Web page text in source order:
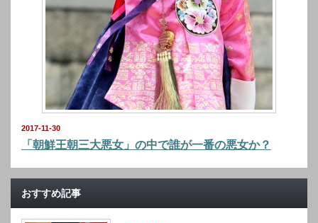
2017-11-30
「朝鮮王朝三大悪女」の中で誰が一番の悪女か？
おすすめ記事